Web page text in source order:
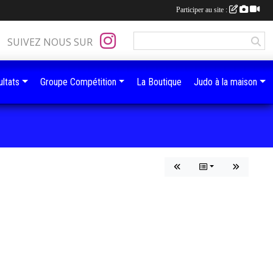
SUIVEZ NOUS SUR
Groupe Compétition La Boutique Judo à la maison
Participer au site :